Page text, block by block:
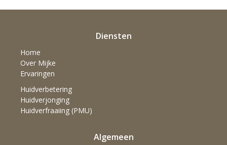
Diensten
Home
Over Mijke
Ervaringen
Huidverbetering
Huidverjonging
Huidverfraaiing (PMU)
Algemeen